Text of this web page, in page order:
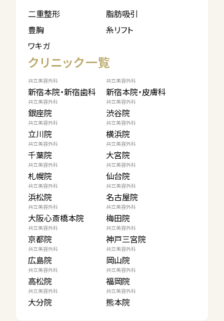
二重整形
脂肪吸引
豊胸
糸リフト
ワキガ
クリニック一覧
共立美容外科
新宿本院・新宿歯科
共立美容外科
新宿本院・皮膚科
共立美容外科
銀座院
共立美容外科
渋谷院
共立美容外科
立川院
共立美容外科
横浜院
共立美容外科
千葉院
共立美容外科
大宮院
共立美容外科
札幌院
共立美容外科
仙台院
共立美容外科
浜松院
共立美容外科
名古屋院
共立美容外科
大阪心斎橋本院
共立美容外科
梅田院
共立美容外科
京都院
共立美容外科
神戸三宮院
共立美容外科
広島院
共立美容外科
岡山院
共立美容外科
高松院
共立美容外科
福岡院
共立美容外科
大分院
共立美容外科
熊本院